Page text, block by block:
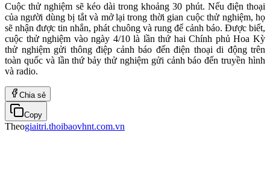
Cuộc thử nghiệm sẽ kéo dài trong khoảng 30 phút. Nếu điện thoại
của người dùng bị tắt và mở lại trong thời gian cuộc thử nghiệm, họ
sẽ nhận được tin nhắn, phát chuông và rung để cảnh báo. Được biết,
cuộc thử nghiệm vào ngày 4/10 là lần thứ hai Chính phủ Hoa Kỳ
thử nghiệm gửi thông điệp cảnh báo đến điện thoại di động trên
toàn quốc và lần thứ bảy thử nghiệm gửi cảnh báo đến truyền hình
và radio.
Chia sẻ
Copy
Theogiaitri.thoibaovhnt.com.vn